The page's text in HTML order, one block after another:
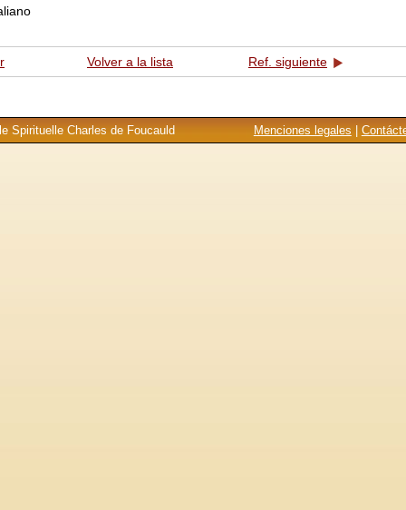
Volver a la lista Ref. siguiente
Menciones legales
Spirituelle Charles de Foucauld